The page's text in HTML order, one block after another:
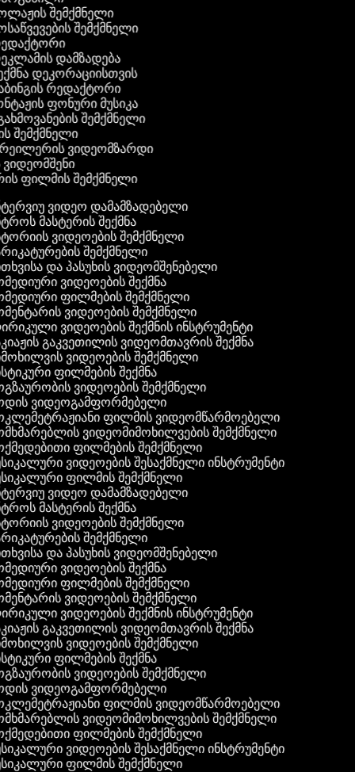
შემქმნელი
შემქმნელი
დამზადება
დეკორაციისთვის
რედაქტორი
ფონური მუსიკა
შემქმნელი
შემქმნელი
ვიდეომზარდი
ვიდეომშენი
ფილმის შემქმნელი
ვიდეო დამამზადებელი
მასტერის შექმნა
ვიდეოების შემქმნელი
შემქმნელი
და პასუხის ვიდეომშენებელი
ვიდეოების შექმნა
ფილმების შემქმნელი
ვიდეოების შემქმნელი
ვიდეოების შექმნის ინსტრუმენტი
გაკვეთილის ვიდეომთავრის შექმნა
ვიდეოების შემქმნელი
ფილმების შექმნა
ვიდეოების შემქმნელი
ვიდეოგამფორმებელი
ფილმის ვიდეომწარმოებელი
ვიდეომიმოხილვების შემქმნელი
ფილმების შემქმნელი
ვიდეოების შესაქმნელი ინსტრუმენტი
ფილმის შემქმნელი
ვიდეო დამამზადებელი
მასტერის შექმნა
ვიდეოების შემქმნელი
შემქმნელი
და პასუხის ვიდეომშენებელი
ვიდეოების შექმნა
ფილმების შემქმნელი
ვიდეოების შემქმნელი
ვიდეოების შექმნის ინსტრუმენტი
გაკვეთილის ვიდეომთავრის შექმნა
ვიდეოების შემქმნელი
ფილმების შექმნა
ვიდეოების შემქმნელი
ვიდეოგამფორმებელი
ფილმის ვიდეომწარმოებელი
ვიდეომიმოხილვების შემქმნელი
ფილმების შემქმნელი
ვიდეოების შესაქმნელი ინსტრუმენტი
ფილმის შემქმნელი